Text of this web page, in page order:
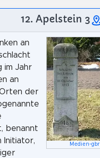
12. Apelstein 3
Medien-gbr
an
im Jahr
an
der
benannt
Initiator,